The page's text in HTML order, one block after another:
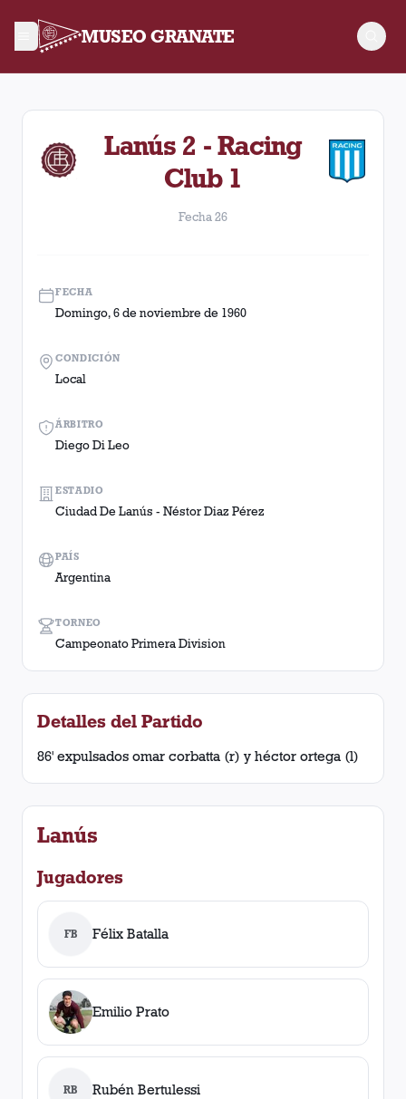
MUSEO GRANATE
Fecha 26. Partido entre Lanús y Racing Club disputado el
Lanús 2 - Racing
Club 1
Fecha 26
FECHA
Domingo, 6 de noviembre de 1960
ÁRBITRO
Diego Di Leo
TORNEO
Campeonato Primera Division
CONDICIÓN
Local
ESTADIO
Ciudad De Lanús - Néstor Diaz Pérez
PAÍS
Argentina
Detalles del Partido
86' expulsados omar corbatta (r) y héctor ortega (l)
Lanús
Jugadores
FB Félix Batalla
Emilio Prato
RB Rubén Bertulessi